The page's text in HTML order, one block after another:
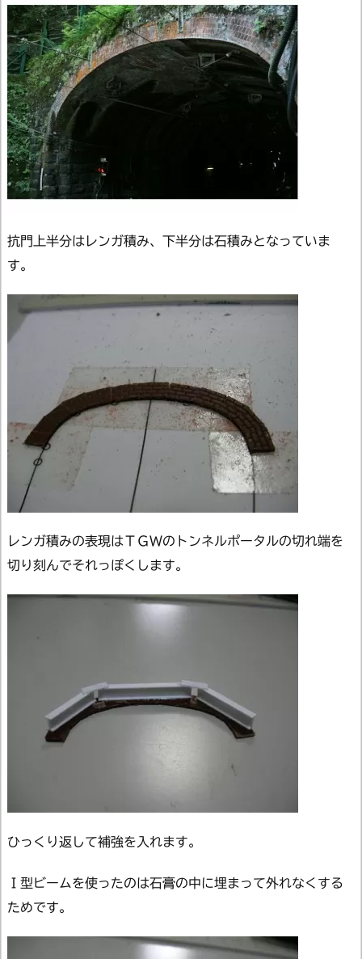
抗門上半分はレンガ積み、下半分は石積みとなっていま
す。
レンガ積みの表現はＴＧＷのトンネルポータルの切れ端を
切り刻んでそれっぽくします。
ひっくり返して補強を入れます。
Ｉ型ビームを使ったのは石膏の中に埋まって外れなくする
ためです。